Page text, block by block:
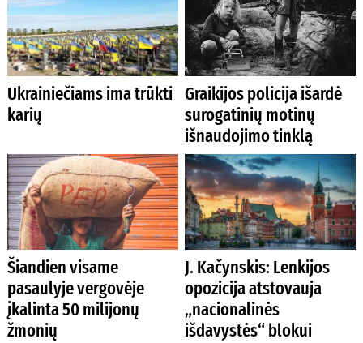
Ukrainiečiams ima trūkti
karių
Graikijos policija išardė
surogatinių motinų
išnaudojimo tinklą
Šiandien visame
pasaulyje vergovėje
įkalinta 50 milijonų
žmonių
J. Kačynskis: Lenkijos
opozicija atstovauja
„nacionalinės
išdavystės“ blokui